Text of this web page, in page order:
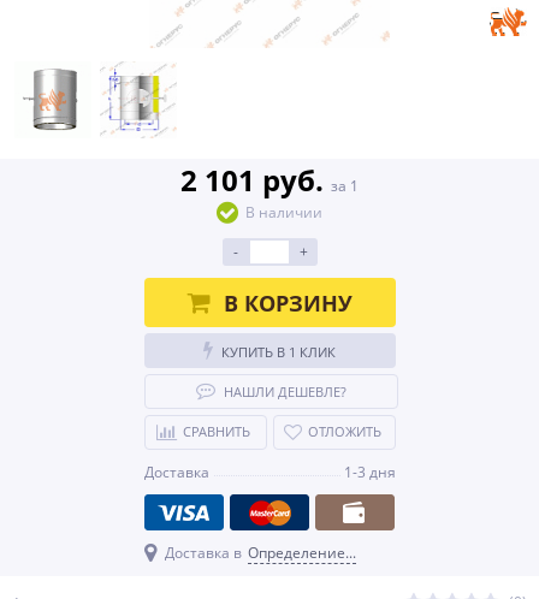
2 101 руб. за 1
В наличии
-
+
В КОРЗИНУ
КУПИТЬ В 1 КЛИК
НАШЛИ ДЕШЕВЛЕ?
СРАВНИТЬ ОТЛОЖИТЬ
Доставка 1-3 дня
Доставка в Определение...